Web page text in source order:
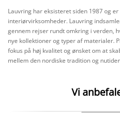
Lauvring har eksisteret siden 1987 og
interiørvirksomheder. Lauvring
gennem rejser rundt omkring i verden,
nye kollektioner og typer af materialer.
fokus på høj kvalitet og ønsket om at
mellem den nordiske tradition og
Vi